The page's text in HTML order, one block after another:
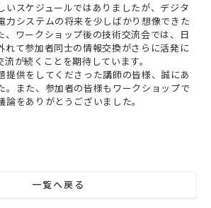
いスケジュールではありましたが、デジタ
力システムの将来を少しばかり想像できた
、ワークショップ後の技術交流会では、日
れて参加者同士の情報交換がさらに活発に
が続くことを期待しています。
提供をしてくださった講師の皆様、誠にあ
。また、参加者の皆様もワークショップで
をありがとうございました。
一覧へ戻る